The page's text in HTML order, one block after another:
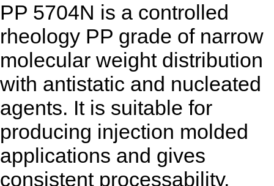
PP 5704N is a controlled
rheology PP grade of narrow
molecular weight distribution
with antistatic and nucleated
agents. It is suitable for
producing injection molded
applications and gives
consistent processability,